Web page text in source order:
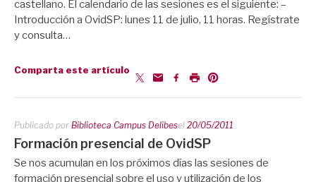
castellano. El calendario de las sesiones es el siguiente: –
Introducción a OvidSP: lunes 11 de julio, 11 horas. Regístrate
y consulta…
Comparta este artículo
Publicado por Biblioteca Campus Delibesel 20/05/2011
Formación presencial de OvidSP
Se nos acumulan en los próximos días las sesiones de
formación presencial sobre el uso y utilización de los